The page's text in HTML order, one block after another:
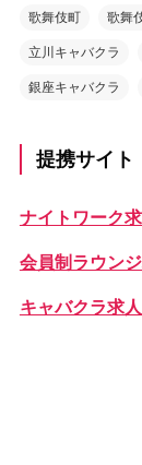
歌舞伎町 歌舞
立川キャバクラ
銀座キャバクラ
提携サイ
ナイトワーク
会員制ラウン
キャバクラ求